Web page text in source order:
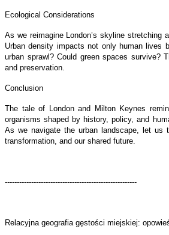
Ecological Considerations
As we reimagine London’s skyline stretching
Urban density impacts not only human lives
urban sprawl? Could green spaces survive?
and preservation.
Conclusion
The tale of London and Milton Keynes
organisms shaped by history, policy, and
As we navigate the urban landscape, let us
transformation, and our shared future.
-------------------------------------------------------
Relacyjna geografia gęstości miejskiej: